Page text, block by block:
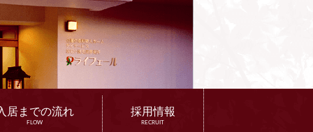
居までの流れ
FLOW
採用情報
RECRUIT